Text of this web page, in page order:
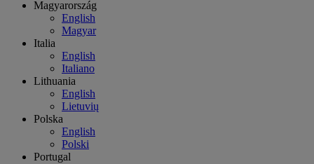
Magyarország
English
Magyar
Italia
English
Italiano
Lithuania
English
Lietuvių
Polska
English
Polski
Portugal